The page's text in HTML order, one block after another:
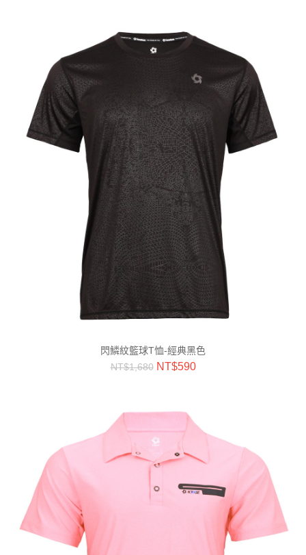
閃鱗紋籃球T恤-經典黑色
NT$1,680 NT$590